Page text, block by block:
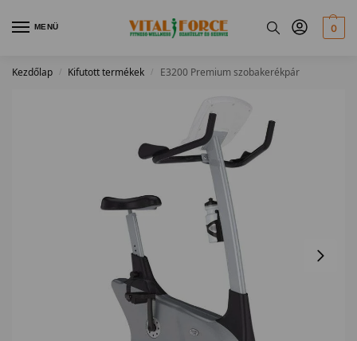
MENÜ 0
Kezdőlap / Kifutott termékek / E3200 Premium szobakerékpár